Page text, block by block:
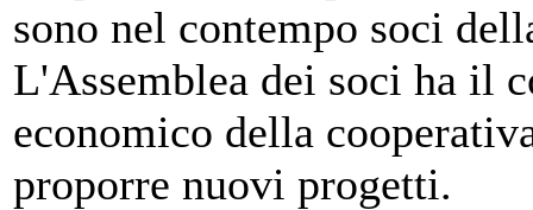
sono nel contempo soci
L'Assemblea dei soci ha il
economico della
proporre nuovi progetti.